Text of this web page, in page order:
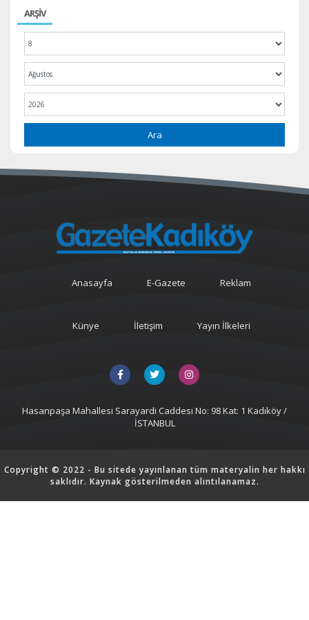
ARŞİV
Ara
Anasayfa E-Gazete Reklam
Künye İletişim Yayın İlkeleri
Hasanpaşa Mahallesi Sarayardi Caddesi No: 98 Kat: 1 Kadıköy /
İSTANBUL
Copyright © 2022 - Bu sitede yayınlanan tüm materyalin her hakkı
saklıdır. Kaynak gösterilmeden alıntılanamaz.